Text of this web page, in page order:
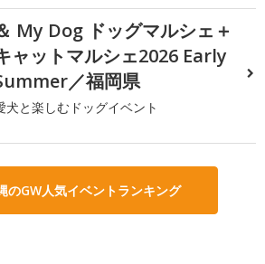
My Dog ドッグマルシェ＋
ャットマルシェ2026 Early
／福岡県
犬と楽しむドッグイベント
のGW人気イベントランキング